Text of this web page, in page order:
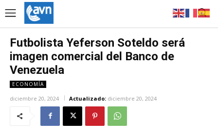
Futbolista Yeferson Soteldo será
imagen comercial del Banco de
Venezuela
ECONOMÍA
diciembre 20, 2024 Actualizado: diciembre 20, 2024